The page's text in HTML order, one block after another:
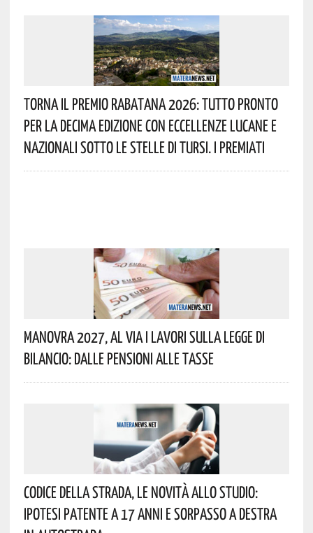
Torna Il Premio Rabatana 2026: Tutto Pronto
Per La Decima Edizione Con Eccellenze Lucane E
Nazionali Sotto Le Stelle Di Tursi. I Premiati
Manovra 2027, Al Via I Lavori Sulla Legge Di
Bilancio: Dalle Pensioni Alle Tasse
Codice Della Strada, Le Novità Allo Studio:
Ipotesi Patente A 17 Anni E Sorpasso A Destra